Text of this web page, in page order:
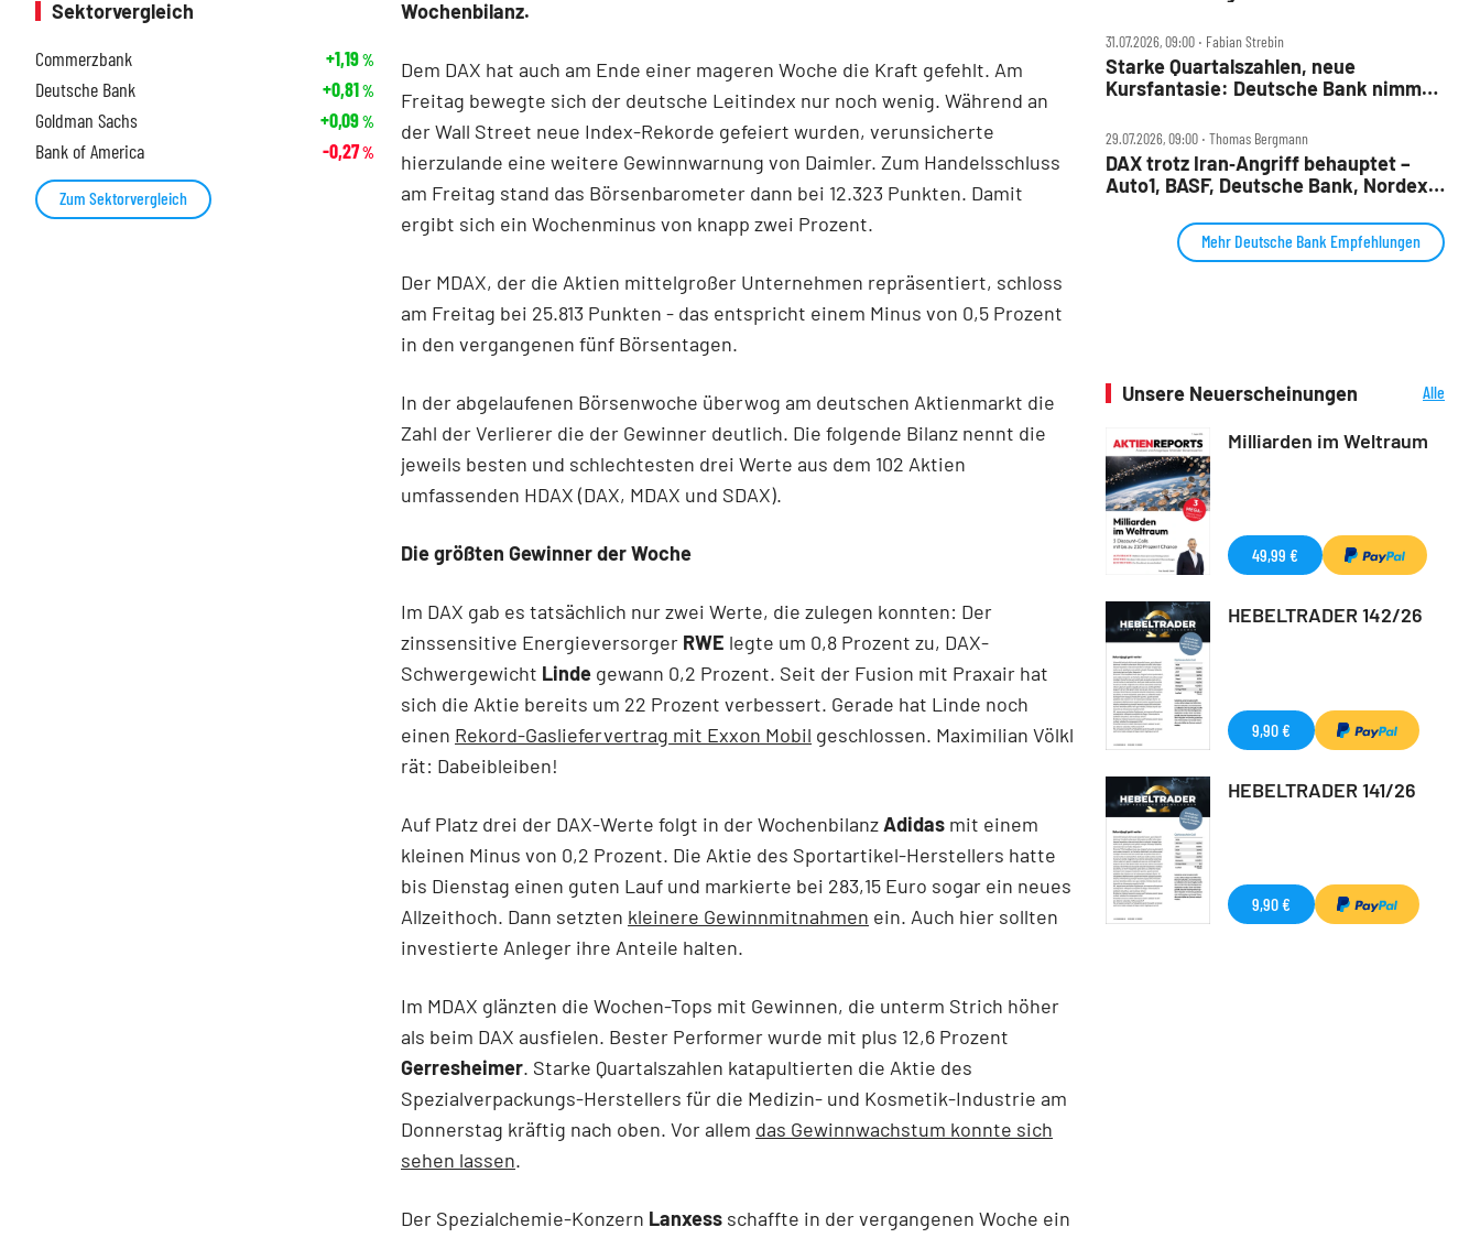
Wochenbilanz.
Dem DAX hat auch am Ende einer mageren Woche die Kraft gefehlt. Am
Freitag bewegte sich der deutsche Leitindex nur noch wenig. Während an
der Wall Street neue Index-Rekorde gefeiert wurden, verunsicherte
hierzulande eine weitere Gewinnwarnung von Daimler. Zum Handelsschluss
am Freitag stand das Börsenbarometer dann bei 12.323 Punkten. Damit
ergibt sich ein Wochenminus von knapp zwei Prozent.
Der MDAX, der die Aktien mittelgroßer Unternehmen repräsentiert, schloss
am Freitag bei 25.813 Punkten - das entspricht einem Minus von 0,5 Prozent
in den vergangenen fünf Börsentagen.
In der abgelaufenen Börsenwoche überwog am deutschen Aktienmarkt die
Zahl der Verlierer die der Gewinner deutlich. Die folgende Bilanz nennt die
jeweils besten und schlechtesten drei Werte aus dem 102 Aktien
umfassenden HDAX (DAX, MDAX und SDAX).
Die größten Gewinner der Woche
Im DAX gab es tatsächlich nur zwei Werte, die zulegen konnten: Der
zinssensitive Energieversorger RWE legte um 0,8 Prozent zu, DAX-
Schwergewicht Linde gewann 0,2 Prozent. Seit der Fusion mit Praxair hat
sich die Aktie bereits um 22 Prozent verbessert. Gerade hat Linde noch
einen Rekord-Gasliefervertrag mit Exxon Mobil geschlossen. Maximilian Völkl
rät: Dabeibleiben!
Auf Platz drei der DAX-Werte folgt in der WochenbilanzAdidas mit einem
kleinen Minus von 0,2 Prozent. Die Aktie des Sportartikel-Herstellers hatte
bis Dienstag einen guten Lauf und markierte bei 283,15 Euro sogar ein neues
Allzeithoch. Dann setzten kleinere Gewinnmitnahmen ein. Auch hier sollten
investierte Anleger ihre Anteile halten.
Im MDAX glänzten die Wochen-Tops mit Gewinnen, die unterm Strich höher
als beim DAX ausfielen. Bester Performer wurde mit plus 12,6 Prozent
Gerresheimer. Starke Quartalszahlen katapultierten die Aktie des
Spezialverpackungs-Herstellers für die Medizin- und Kosmetik-Industrie am
Donnerstag kräftig nach oben. Vor allem das Gewinnwachstum konnte sich
sehen lassen.
Der Spezialchemie-Konzern Lanxess schaffte in der vergangenen Woche ein
Sektorvergleich
Commerzbank
+1,19%
Deutsche Bank +0,81%
Goldman Sachs +0,09%
Bank of America -0,27%
Zum Sektorvergleich
31.07.2026, 09:00 ‧ Fabian Strebin
Starke Quartalszahlen, neue
Kursfantasie: Deutsche Bank nimmt
29.07.2026, 09:00 ‧ Thomas Bergmann
DAX trotz Iran‑Angriff behauptet –
Auto1, BASF, Deutsche Bank, Nordex,
Mehr Deutsche Bank Empfehlungen
Unsere Neuerscheinungen
Alle
Milliarden im Weltraum
49,99 €
HEBELTRADER 142/26
9,90 €
HEBELTRADER 141/26
9,90 €